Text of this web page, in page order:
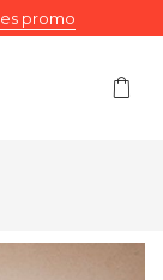
promo